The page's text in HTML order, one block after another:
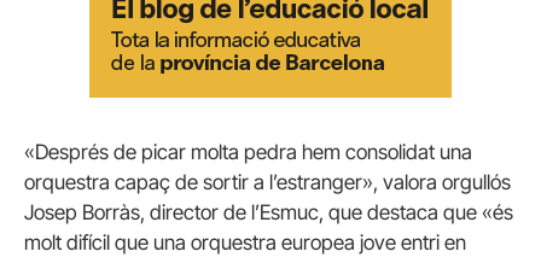
«Després de picar molta pedra hem consolidat una
orquestra capaç de sortir a l’estranger», valora orgullós
Josep Borràs, director de l’Esmuc, que destaca que «és
molt difícil que una orquestra europea jove entri en